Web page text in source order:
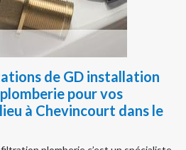
de GD installation
pour vos
à Chevincourt dans le